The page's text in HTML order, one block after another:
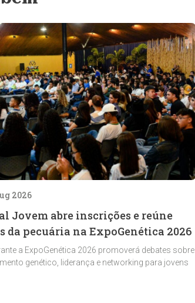
2026
Jovem abre inscrições e reúne
da pecuária na ExpoGenética 2026
a ExpoGenética 2026 promoverá debates sobre
genético, liderança e networking para jovens